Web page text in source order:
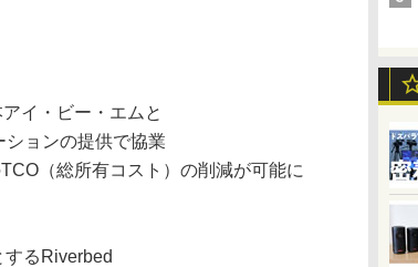
イ・ビー・エムと
ョンの提供で協業
（総所有コスト）の削減が可能に
するRiverbed